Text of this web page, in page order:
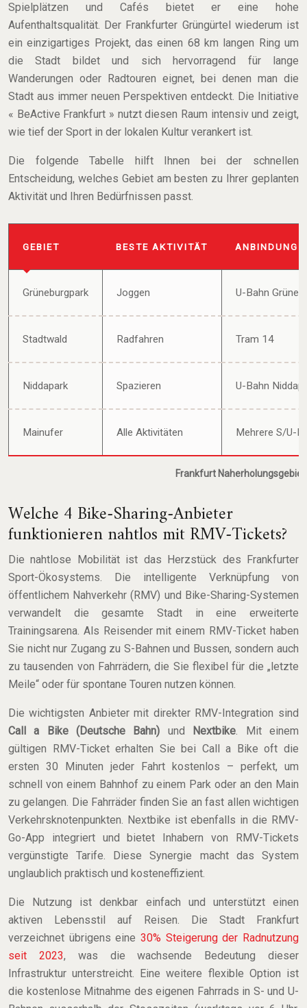
Spielplätzen und Cafés bietet er eine hohe
Aufenthaltsqualität. Der Frankfurter Grüngürtel wiederum ist
ein einzigartiges Projekt, das einen 68 km langen Ring um
die Stadt bildet und sich hervorragend für lange
Wanderungen oder Radtouren eignet, bei denen man die
Stadt aus immer neuen Perspektiven entdeckt. Die Initiative
« BeActive Frankfurt » nutzt diesen Raum intensiv und zeigt,
wie tief der Sport in der lokalen Kultur verankert ist.
Die folgende Tabelle hilft Ihnen bei der schnellen
Entscheidung, welches Gebiet am besten zu Ihrer geplanten
Aktivität und Ihren Bedürfnissen passt.
Frankfurt
GEBIET BESTE AKTIVITÄT ANBINDUNG
Grüneburgpark Joggen U-Bahn
Stadtwald Radfahren Tram 14
Niddapark Spazieren U-Bahn
Mainufer Alle Aktivitäten Mehrere S/U-
Welche 4 Bike-Sharing-Anbieter
funktionieren nahtlos mit RMV-Tickets?
Die nahtlose Mobilität ist das Herzstück des Frankfurter
Sport-Ökosystems. Die intelligente Verknüpfung von
öffentlichem Nahverkehr (RMV) und Bike-Sharing-Systemen
verwandelt die gesamte Stadt in eine erweiterte
Trainingsarena. Als Reisender mit einem RMV-Ticket haben
Sie nicht nur Zugang zu S-Bahnen und Bussen, sondern auch
zu tausenden von Fahrrädern, die Sie flexibel für die „letzte
Meile“ oder für spontane Touren nutzen können.
Die wichtigsten Anbieter mit direkter RMV-Integration sind
Call a Bike (Deutsche Bahn) und Nextbike. Mit einem
gültigen RMV-Ticket erhalten Sie bei Call a Bike oft die
ersten 30 Minuten jeder Fahrt kostenlos – perfekt, um
schnell von einem Bahnhof zu einem Park oder an den Main
zu gelangen. Die Fahrräder finden Sie an fast allen wichtigen
Verkehrsknotenpunkten. Nextbike ist ebenfalls in die RMV-
Go-App integriert und bietet Inhabern von RMV-Tickets
vergünstigte Tarife. Diese Synergie macht das System
unglaublich praktisch und kosteneffizient.
Die Nutzung ist denkbar einfach und unterstützt einen
aktiven Lebensstil auf Reisen. Die Stadt Frankfurt
verzeichnet übrigens eine 30% Steigerung der Radnutzung
seit 2023, was die wachsende Bedeutung dieser
Infrastruktur unterstreicht. Eine weitere flexible Option ist
die kostenlose Mitnahme des eigenen Fahrrads in S- und U-